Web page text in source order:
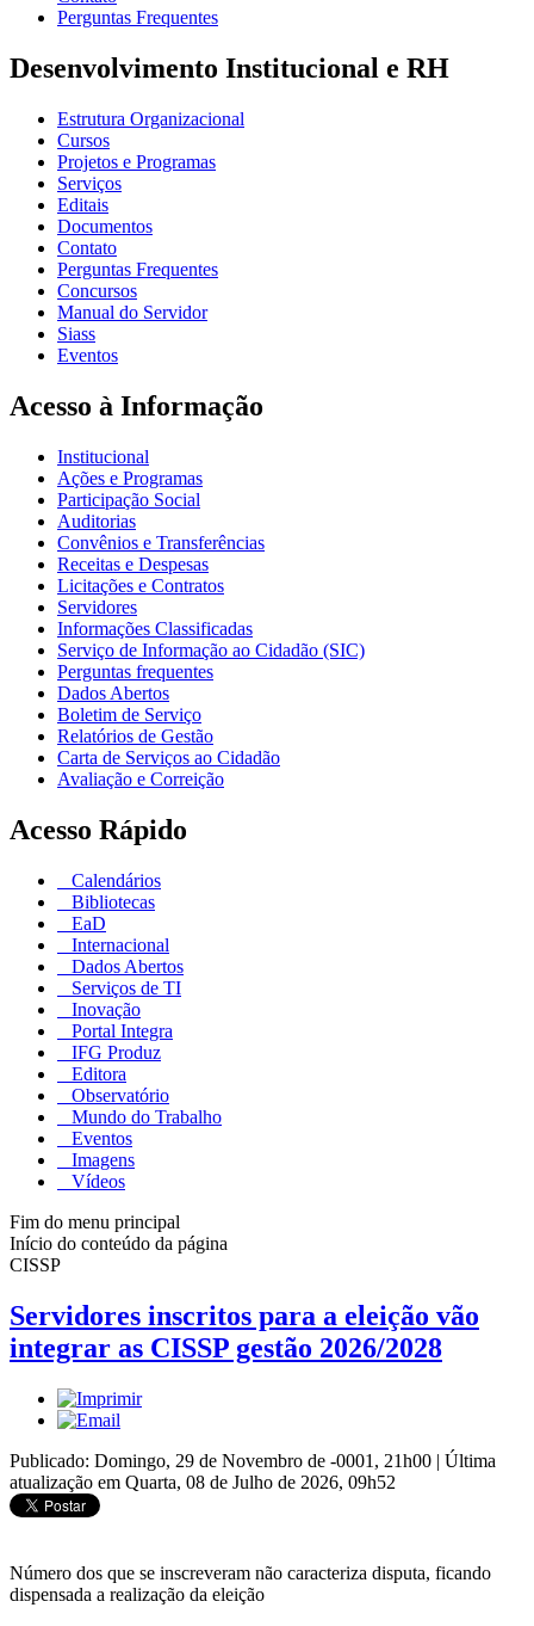
Perguntas Frequentes
Desenvolvimento Institucional e RH
Estrutura Organizacional
Cursos
Projetos e Programas
Serviços
Editais
Documentos
Contato
Perguntas Frequentes
Concursos
Manual do Servidor
Siass
Eventos
Acesso à Informação
Institucional
Ações e Programas
Participação Social
Auditorias
Convênios e Transferências
Receitas e Despesas
Licitações e Contratos
Servidores
Informações Classificadas
Serviço de Informação ao Cidadão (SIC)
Perguntas frequentes
Dados Abertos
Boletim de Serviço
Relatórios de Gestão
Carta de Serviços ao Cidadão
Avaliação e Correição
Acesso Rápido
Calendários
Bibliotecas
EaD
Internacional
Dados Abertos
Serviços de TI
Inovação
Portal Integra
IFG Produz
Editora
Observatório
Mundo do Trabalho
Eventos
Imagens
Vídeos
Fim do menu principal
Início do conteúdo da página
CISSP
Servidores inscritos para a eleição vão
integrar as CISSP gestão 2026/2028
Publicado: Domingo, 29 de Novembro de -0001, 21h00 | Última
atualização em Quarta, 08 de Julho de 2026, 09h52
Número dos que se inscreveram não caracteriza disputa, ficando
dispensada a realização da eleição